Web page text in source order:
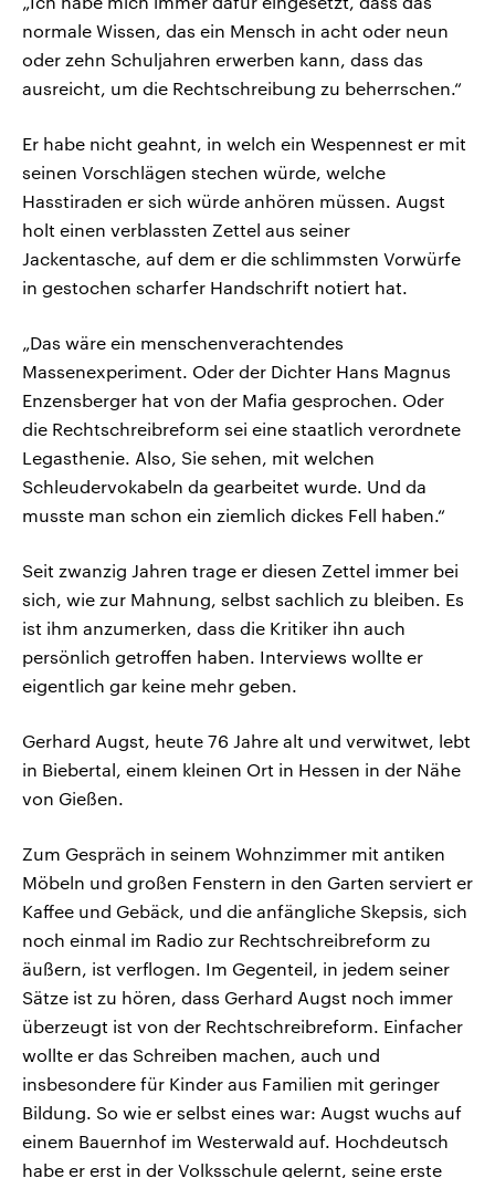
normale Wissen, das ein Mensch in acht oder neun
oder zehn Schuljahren erwerben kann, dass das
ausreicht, um die Rechtschreibung zu beherrschen.“
Er habe nicht geahnt, in welch ein Wespennest er mit
seinen Vorschlägen stechen würde, welche
Hasstiraden er sich würde anhören müssen. Augst
holt einen verblassten Zettel aus seiner
Jackentasche, auf dem er die schlimmsten Vorwürfe
in gestochen scharfer Handschrift notiert hat.
„Das wäre ein menschenverachtendes
Massenexperiment. Oder der Dichter Hans Magnus
Enzensberger hat von der Mafia gesprochen. Oder
die Rechtschreibreform sei eine staatlich verordnete
Legasthenie. Also, Sie sehen, mit welchen
Schleudervokabeln da gearbeitet wurde. Und da
musste man schon ein ziemlich dickes Fell haben.“
Seit zwanzig Jahren trage er diesen Zettel immer bei
sich, wie zur Mahnung, selbst sachlich zu bleiben. Es
ist ihm anzumerken, dass die Kritiker ihn auch
persönlich getroffen haben. Interviews wollte er
eigentlich gar keine mehr geben.
Gerhard Augst, heute 76 Jahre alt und verwitwet, lebt
in Biebertal, einem kleinen Ort in Hessen in der Nähe
von Gießen.
Zum Gespräch in seinem Wohnzimmer mit antiken
Möbeln und großen Fenstern in den Garten serviert er
Kaffee und Gebäck, und die anfängliche Skepsis, sich
noch einmal im Radio zur Rechtschreibreform zu
äußern, ist verflogen. Im Gegenteil, in jedem seiner
Sätze ist zu hören, dass Gerhard Augst noch immer
überzeugt ist von der Rechtschreibreform. Einfacher
wollte er das Schreiben machen, auch und
insbesondere für Kinder aus Familien mit geringer
Bildung. So wie er selbst eines war: Augst wuchs auf
einem Bauernhof im Westerwald auf. Hochdeutsch
habe er erst in der Volksschule gelernt, seine erste